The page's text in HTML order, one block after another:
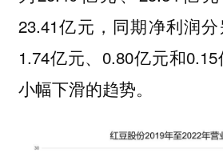
23.41亿元，同期净利润分
1.74亿元、0.80亿元和
小幅下滑的趋势。